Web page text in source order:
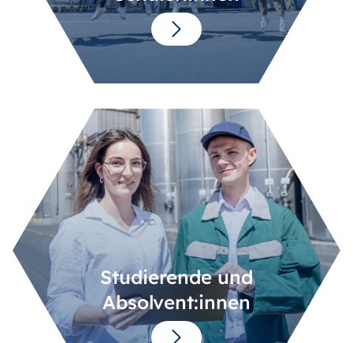
Studierende und
Absolvent:innen